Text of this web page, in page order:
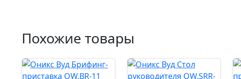
Похожие товары